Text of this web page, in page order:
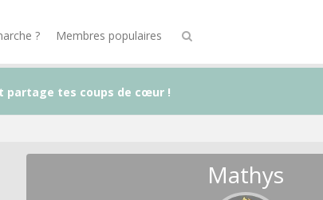
? Membres populaires
partage tes coups de cœur !
Mathys